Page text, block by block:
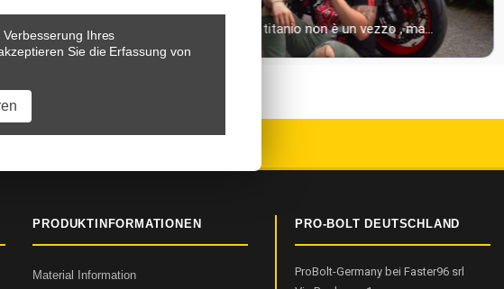
PRODUKTINFORMATIONEN
Material Information
PRO-BOLT DEUTSCHLAND
ProBolt-Germany bei Faster96 srl
Ihres
Sie die Erfassung von